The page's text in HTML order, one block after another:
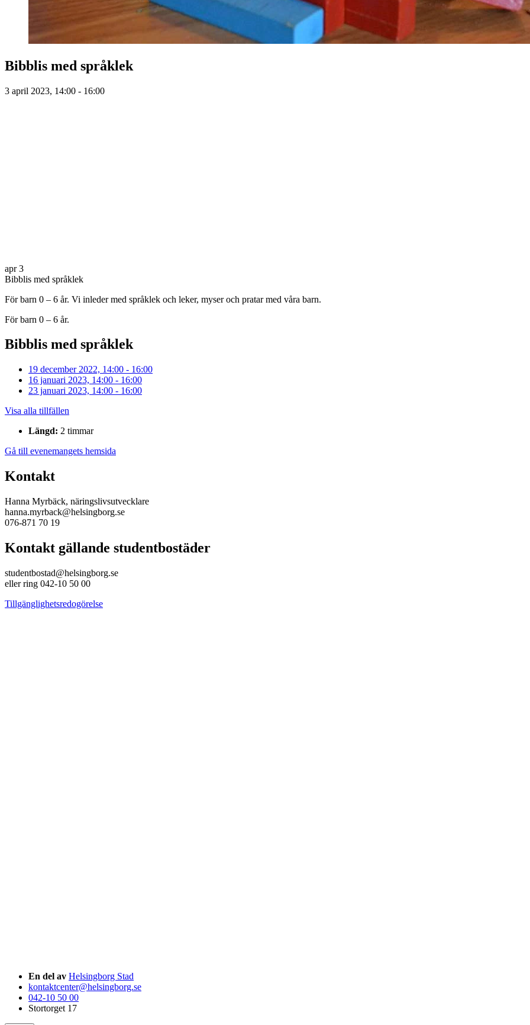
Bibblis med språklek
3 april 2023, 14:00 - 16:00
apr 3
Bibblis med språklek
För barn 0 – 6 år. Vi inleder med språklek och leker, myser och pratar med våra barn.
För barn 0 – 6 år.
Bibblis med språklek
19 december 2022, 14:00 - 16:00
16 januari 2023, 14:00 - 16:00
23 januari 2023, 14:00 - 16:00
Visa alla tillfällen
Längd: 2 timmar
Gå till evenemangets hemsida
Kontakt
Hanna Myrbäck, näringslivsutvecklare
hanna.myrback@helsingborg.se
076-871 70 19
Kontakt gällande studentbostäder
studentbostad@helsingborg.se
eller ring 042-10 50 00
Tillgänglighetsredogörelse
En del av Helsingborg Stad
kontaktcenter@helsingborg.se
042-10 50 00
Stortorget 17